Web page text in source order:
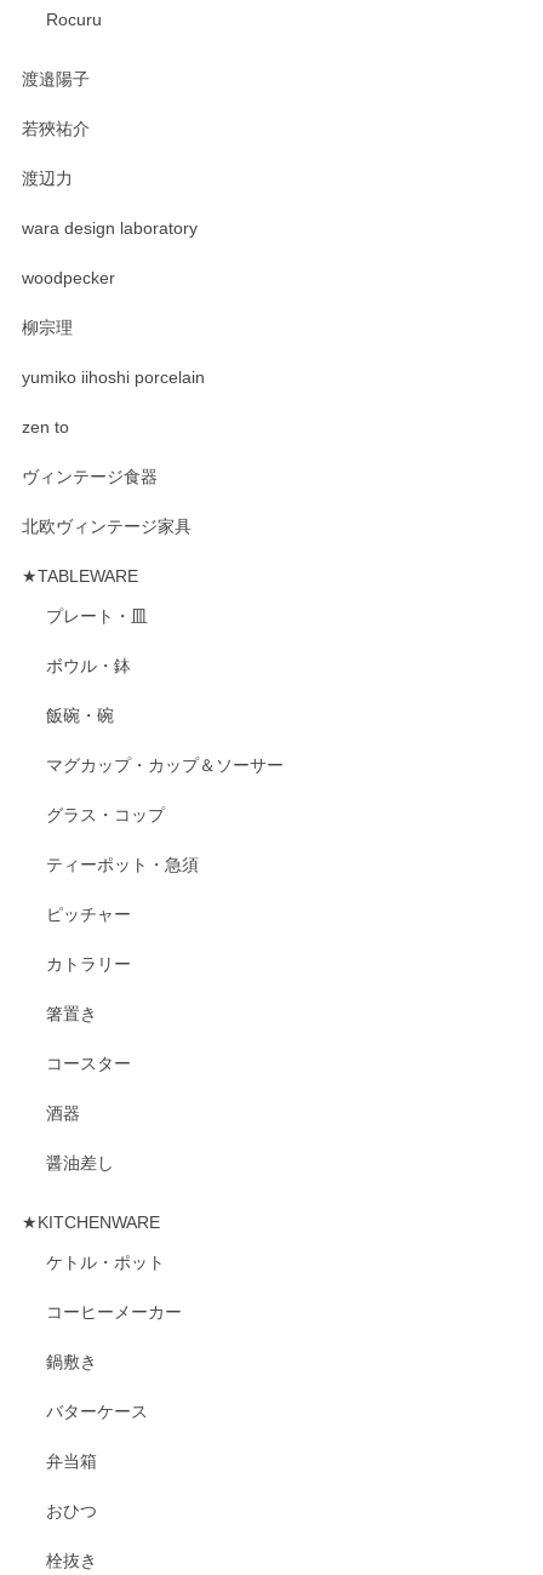
Rocuru
渡邉陽子
若狹祐介
渡辺力
wara design laboratory
woodpecker
柳宗理
yumiko iihoshi porcelain
zen to
ヴィンテージ食器
北欧ヴィンテージ家具
★TABLEWARE
プレート・皿
ボウル・鉢
飯碗・碗
マグカップ・カップ＆ソーサー
グラス・コップ
ティーポット・急須
ピッチャー
カトラリー
箸置き
コースター
酒器
醤油差し
★KITCHENWARE
ケトル・ポット
コーヒーメーカー
鍋敷き
バターケース
弁当箱
おひつ
栓抜き